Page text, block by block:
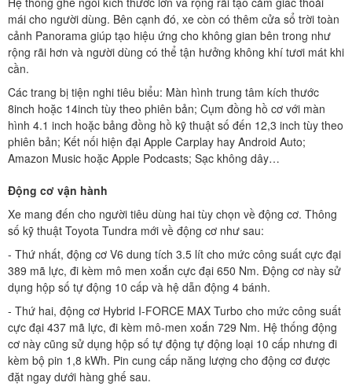
mái cho người dùng. Bên cạnh đó, xe còn có thêm cửa sổ trời toàn
cảnh Panorama giúp tạo hiệu ứng cho không gian bên trong như
rộng rãi hơn và người dùng có thể tận hưởng không khí tươi mát khi
cần.
Các trang bị tiện nghi tiêu biểu: Màn hình trung tâm kích thước
8inch hoặc 14inch tùy theo phiên bản; Cụm đồng hồ cơ với màn
hình 4.1 inch hoặc bảng đồng hồ kỹ thuật số đến 12,3 inch tùy theo
phiên bản; Kết nối hiện đại Apple Carplay hay Android Auto;
Amazon Music hoặc Apple Podcasts; Sạc không dây…
Động cơ vận hành
Xe mang đến cho người tiêu dùng hai tùy chọn về động cơ. Thông
số kỹ thuật Toyota Tundra mới về động cơ như sau:
- Thứ nhất, động cơ V6 dung tích 3.5 lít cho mức công suất cực đại
389 mã lực, đi kèm mô men xoắn cực đại 650 Nm. Động cơ này sử
dụng hộp số tự động 10 cấp và hệ dẫn động 4 bánh.
- Thứ hai, động cơ Hybrid I-FORCE MAX Turbo cho mức công suất
cực đại 437 mã lực, đi kèm mô-men xoắn 729 Nm. Hệ thống động
cơ này cũng sử dụng hộp số tự động tự động loại 10 cấp nhưng đi
kèm bộ pin 1,8 kWh. Pin cung cấp năng lượng cho động cơ được
đặt ngay dưới hàng ghế sau.